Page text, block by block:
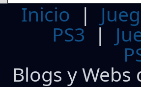
Inicio |
PS3|
Blogs y Webs